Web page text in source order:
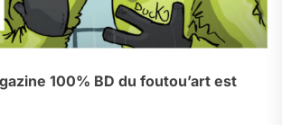
100% BD du foutou’art est